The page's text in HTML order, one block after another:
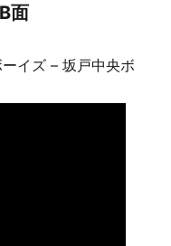
面
イズ – 坂戸中央ボ